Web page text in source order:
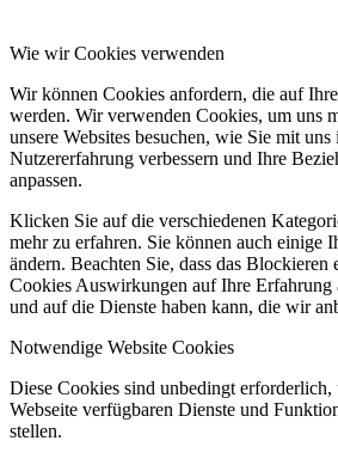
Wie wir Cookies verwenden
Wir können Cookies anfordern, die auf
werden. Wir verwenden Cookies, um uns
unsere Websites besuchen, wie Sie mit
Nutzererfahrung verbessern und Ihre
anpassen.
Klicken Sie auf die verschiedenen
mehr zu erfahren. Sie können auch einige
ändern. Beachten Sie, dass das Blockieren
Cookies Auswirkungen auf Ihre Erfahrung
und auf die Dienste haben kann, die wir
Notwendige Website Cookies
Diese Cookies sind unbedingt erforderlich,
Webseite verfügbaren Dienste und
stellen.